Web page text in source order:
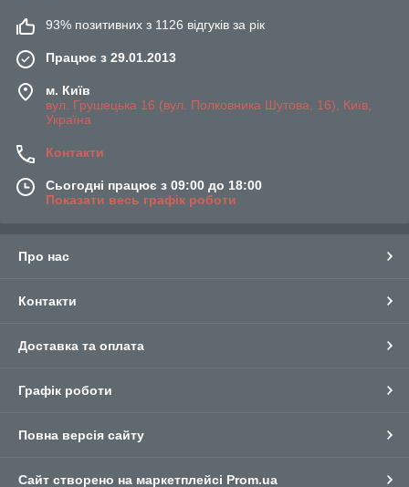
93% позитивних з 1126 відгуків за рік
Працює з 29.01.2013
м. Київ
вул. Грушецька 16 (вул. Полковника Шутова, 16), Київ,
Україна
Контакти
Сьогодні працює з 09:00 до 18:00
Показати весь графік роботи
Про нас
Контакти
Доставка та оплата
Графік роботи
Повна версія сайту
Сайт створено на маркетплейсі Prom.ua